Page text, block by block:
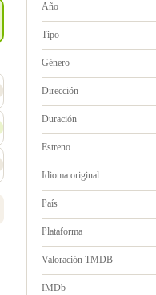
Año
Tipo
Género
Dirección
Duración
Estreno
Idioma original
País
Plataforma
Valoración TMDB
IMDb